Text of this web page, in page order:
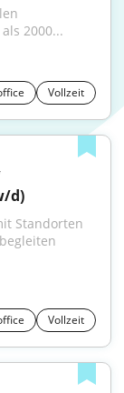
2000...
Vollzeit
d)
Standorten
Vollzeit